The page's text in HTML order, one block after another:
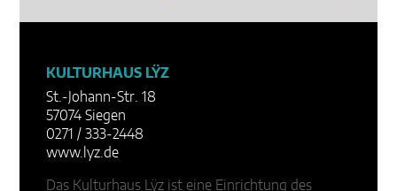
KULTURHAUS LŸZ
St.-Johann-Str. 18
57074 Siegen
0271 / 333-2448
www.lyz.de
Das Kulturhaus Lÿz ist eine Einrichtung des